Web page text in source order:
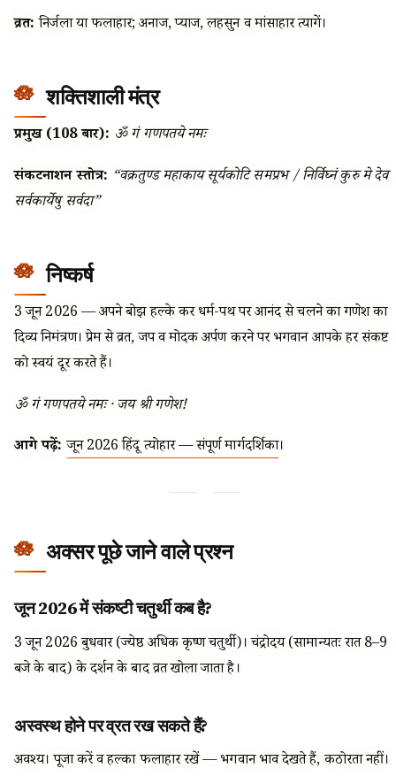
व्रत:निर्जला या फलाहार; अनाज, प्याज, लहसुन व मांसाहार त्यागें।
शक्तिशाली मंत्र
प्रमुख (108 बार): ॐ गं गणपतये नमः
संकटनाशन स्तोत्र: “वक्रतुण्ड महाकाय सूर्यकोटि समप्रभ / निर्विघ्नं कुरु मे देव
सर्वकार्येषु सर्वदा”
निष्कर्ष
3 जून 2026 — अपने बोझ हल्के कर धर्म-पथ पर आनंद से चलने का गणेश का
दिव्य निमंत्रण। प्रेम से व्रत, जप व मोदक अर्पण करने पर भगवान आपके हर संकष्ट
को स्वयं दूर करते हैं।
ॐ गं गणपतये नमः · जय श्री गणेश!
आगे पढ़ें:जून 2026 हिंदू त्योहार — संपूर्ण मार्गदर्शिका।
अक्सर पूछे जाने वाले प्रश्न
जून 2026 में संकष्टी चतुर्थी कब है?
3 जून 2026 बुधवार (ज्येष्ठ अधिक कृष्ण चतुर्थी)। चंद्रोदय (सामान्यतः रात 8–9
बजे के बाद) के दर्शन के बाद व्रत खोला जाता है।
अस्वस्थ होने पर व्रत रख सकते हैं?
अवश्य। पूजा करें व हल्का फलाहार रखें — भगवान भाव देखते हैं, कठोरता नहीं।